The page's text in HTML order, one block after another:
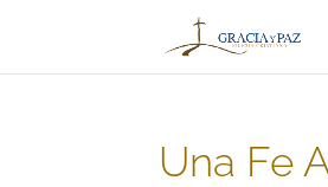
Una Fe